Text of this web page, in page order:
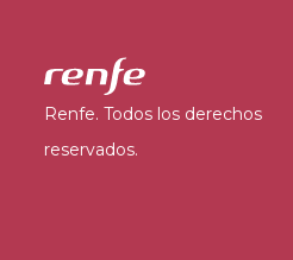
Renfe. Todos los derechos
reservados.